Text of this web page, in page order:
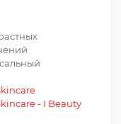
- I Beauty